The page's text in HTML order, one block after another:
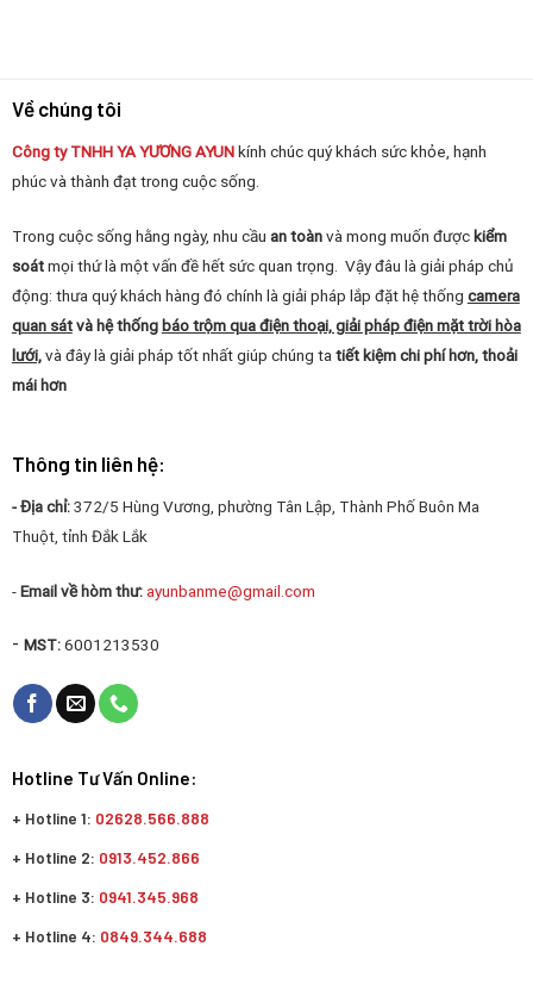
Thông số sản phẩm
Xuất xứ:
Made in Việt Nam
Bảo hành:
Truyền thông:
Điện áp:
110 – 240 VAC ~ 50-60 Hz
Tiêu thụ không
< 0.5W
động:
Độ ẩm hoạt
0-90 % (không ngưng tụ)
Về chúng tôi
Công ty TNHH YA YƯƠNG AYUNkính chúc quý khách sức khỏe, hạnh
phúc và thành đạt trong cuộc sống.
Trong cuộc sống hằng ngày, nhu cầu an toànvà mong muốn đượckiểm
soátmọi thứ là một vấn đề hết sức quan trọng. Vậy đâu là giải pháp chủ
động: thưa quý khách hàng đó chính là giải pháp lắp đặt hệ thống camera
quan sátvà hệ thống báo trộm qua điện thoại, giải pháp điện mặt trời hòa
lưới, và đây là giải pháp tốt nhất giúp chúng ta tiết kiệm chi phí hơn, thoải
mái hơn
Thông tin liên hệ:
- Địa chỉ:372/5 Hùng Vương, phường Tân Lập, Thành Phố Buôn Ma
Thuột, tỉnh Đắk Lắk
-Email về hòm thư:ayunbanme@gmail.com
- MST:6001213530
Hotline Tư Vấn Online:
+ Hotline 1: 02628.566.888
+ Hotline 2: 0913.452.866
+ Hotline 3: 0941.345.968
+ Hotline 4: 0849.344.688